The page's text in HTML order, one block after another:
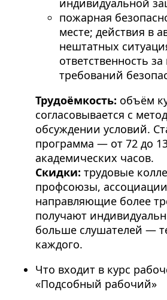
индивидуальной
пожарная
месте; действия в
нештатных
ответственность
требований
Трудоёмкость: объём
согласовывается с
обсуждении условий.
программа — от 72 до
академических часов.
Скидки: трудовые
профсоюзы,
направляющие более
получают
больше слушателей —
каждого.
Что входит в курс
«Подсобный рабочий»